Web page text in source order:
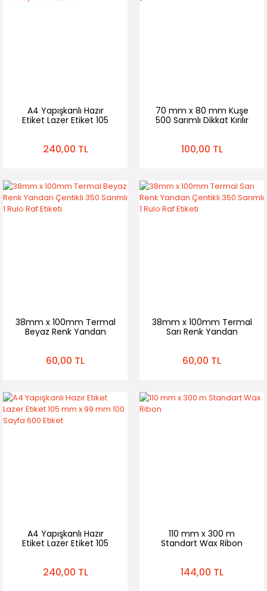
A4 Yapışkanlı Hazır
Etiket Lazer Etiket 105
240,00 TL
70 mm x 80 mm Kuşe
500 Sarımlı Dikkat Kırılır
100,00 TL
38mm x 100mm Termal
Beyaz Renk Yandan
60,00 TL
38mm x 100mm Termal
Sarı Renk Yandan
60,00 TL
A4 Yapışkanlı Hazır
Etiket Lazer Etiket 105
240,00 TL
110 mm x 300 m
Standart Wax Ribon
144,00 TL